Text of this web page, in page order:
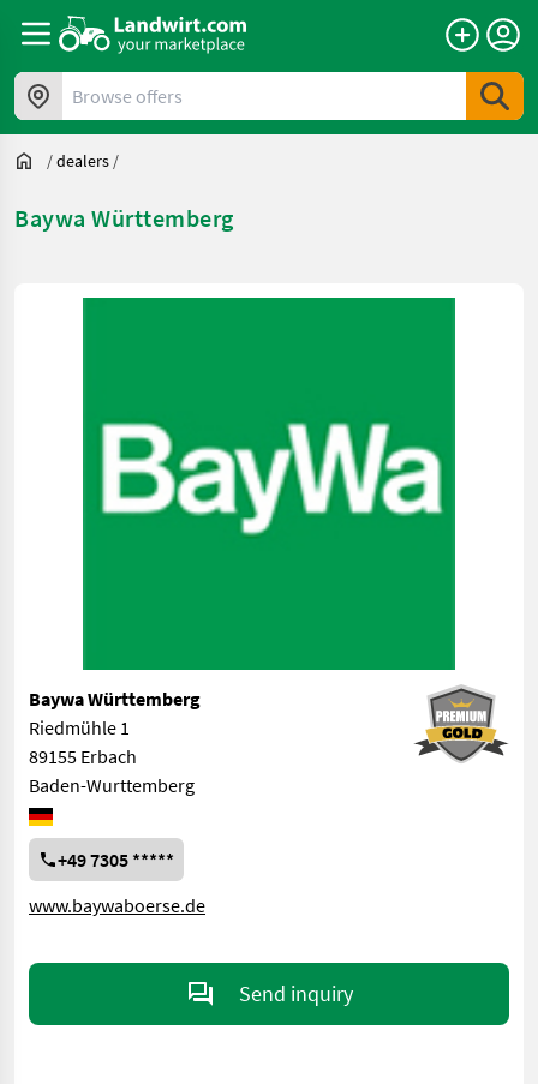
Browse offers
/dealers /
Baywa Württemberg
Baywa Württemberg
Riedmühle 1
89155 Erbach
Baden-Wurttemberg
+49 7305 *****
www.baywaboerse.de
Send inquiry